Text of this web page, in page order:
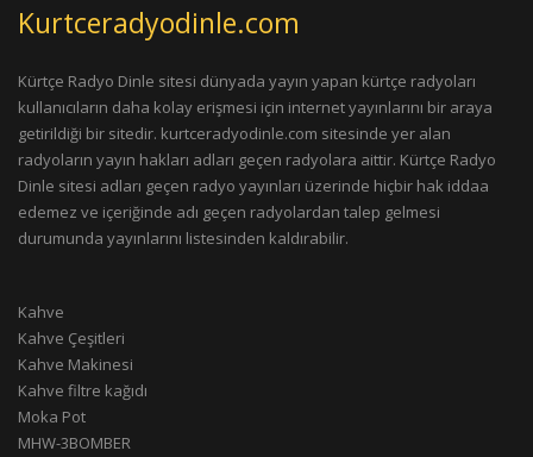
Kurtceradyodinle.com
Kürtçe Radyo Dinle sitesi dünyada yayın yapan kürtçe radyoları
kullanıcıların daha kolay erişmesi için internet yayınlarını bir araya
getirildiği bir sitedir. kurtceradyodinle.com sitesinde yer alan
radyoların yayın hakları adları geçen radyolara aittir. Kürtçe Radyo
Dinle sitesi adları geçen radyo yayınları üzerinde hiçbir hak iddaa
edemez ve içeriğinde adı geçen radyolardan talep gelmesi
durumunda yayınlarını listesinden kaldırabilir.
Kahve
Kahve Çeşitleri
Kahve Makinesi
Kahve filtre kağıdı
Moka Pot
MHW-3BOMBER